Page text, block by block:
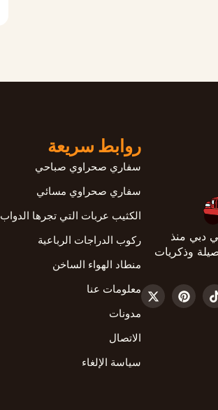
دبي منذ
أصيلة وذكريات
روابط سريعة
سفاري صحراوي صباحي
سفاري صحراوي مسائي
الكثيب عربات التي تجرها الدواب
ركوب الدراجات الرباعية
منطاد الهواء الساخن
معلومات عنا
مدونات
الاتصال
سياسة الإلغاء